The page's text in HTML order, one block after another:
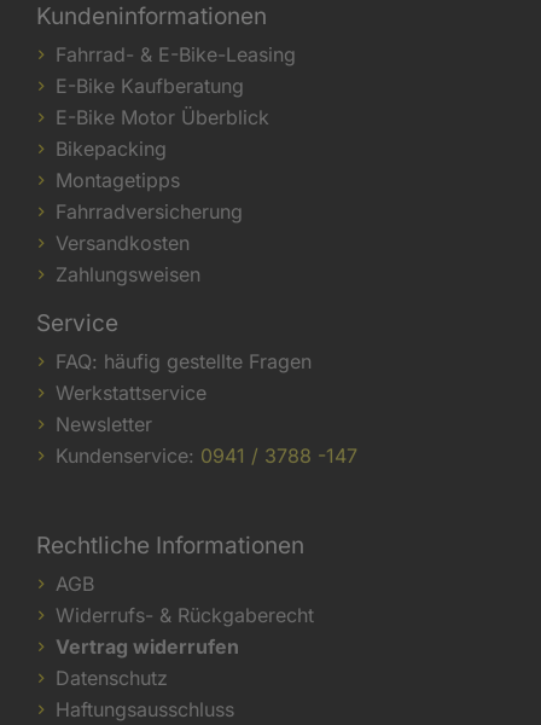
Kundeninformationen
Fahrrad- & E-Bike-Leasing
E-Bike Kaufberatung
E-Bike Motor Überblick
Bikepacking
Montagetipps
Fahrradversicherung
Versandkosten
Zahlungsweisen
Service
FAQ: häufig gestellte Fragen
Werkstattservice
Newsletter
Kundenservice: 0941 / 3788 -147
Rechtliche Informationen
AGB
Widerrufs- & Rückgaberecht
Vertrag widerrufen
Datenschutz
Haftungsausschluss